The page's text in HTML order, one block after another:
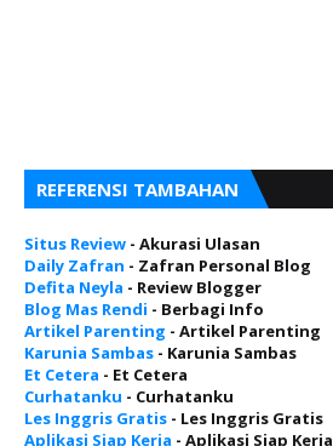
REFERENSI TAMBAHAN
Situs Review - Akurasi Ulasan
Daily Zafran - Zafran Personal Blog
Defita Neyla - Review Blogger
Blog Mas Rendi - Berbagi Info
Artikel Parenting - Artikel Parenting
Karunia Sambas - Karunia Sambas
Et Cetera - Et Cetera
Curhatanku - Curhatanku
Les Inggris Gratis - Les Inggris Gratis
Aplikasi Siap Kerja - Aplikasi Siap Kerja